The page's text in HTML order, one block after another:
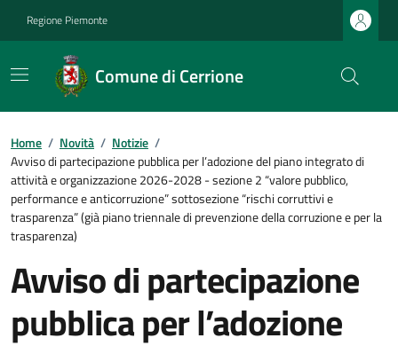
Regione Piemonte
Comune di Cerrione
Home / Novità / Notizie /
Avviso di partecipazione pubblica per l’adozione del piano integrato di
attività e organizzazione 2026-2028 - sezione 2 “valore pubblico,
performance e anticorruzione” sottosezione “rischi corruttivi e
trasparenza” (già piano triennale di prevenzione della corruzione e per la
trasparenza)
Avviso di partecipazione
pubblica per l’adozione